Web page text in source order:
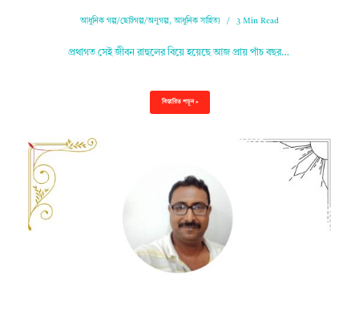
আধুনিক গল্প/ছোটগল্প/অণুগল্প,আধুনিক সাহিত্য 3 Min Read
প্রথাগত সেই জীবন রাহুলের বিয়ে হয়েছে আজ প্রায় পাঁচ বছর…
বিস্তারিত পড়ুন »